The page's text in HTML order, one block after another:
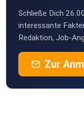
Schließe Dich
interessante
Redaktion, Job-
Zur